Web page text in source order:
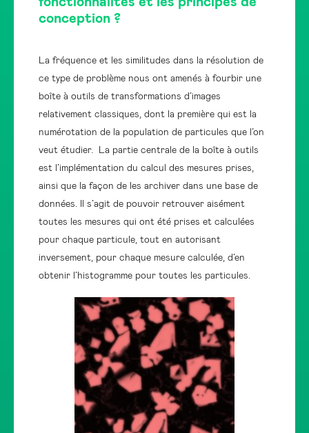
conception ?
La fréquence et les similitudes dans la résolution de
ce type de problème nous ont amenés à fourbir une
boîte à outils de transformations d’images
relativement classiques, dont la première qui est la
numérotation de la population de particules que l’on
veut étudier. La partie centrale de la boîte à outils
est l’implémentation du calcul des mesures prises,
ainsi que la façon de les archiver dans une base de
données. Il s’agit de pouvoir retrouver aisément
toutes les mesures qui ont été prises et calculées
pour chaque particule, tout en autorisant
inversement, pour chaque mesure calculée, d’en
obtenir l’histogramme pour toutes les particules.